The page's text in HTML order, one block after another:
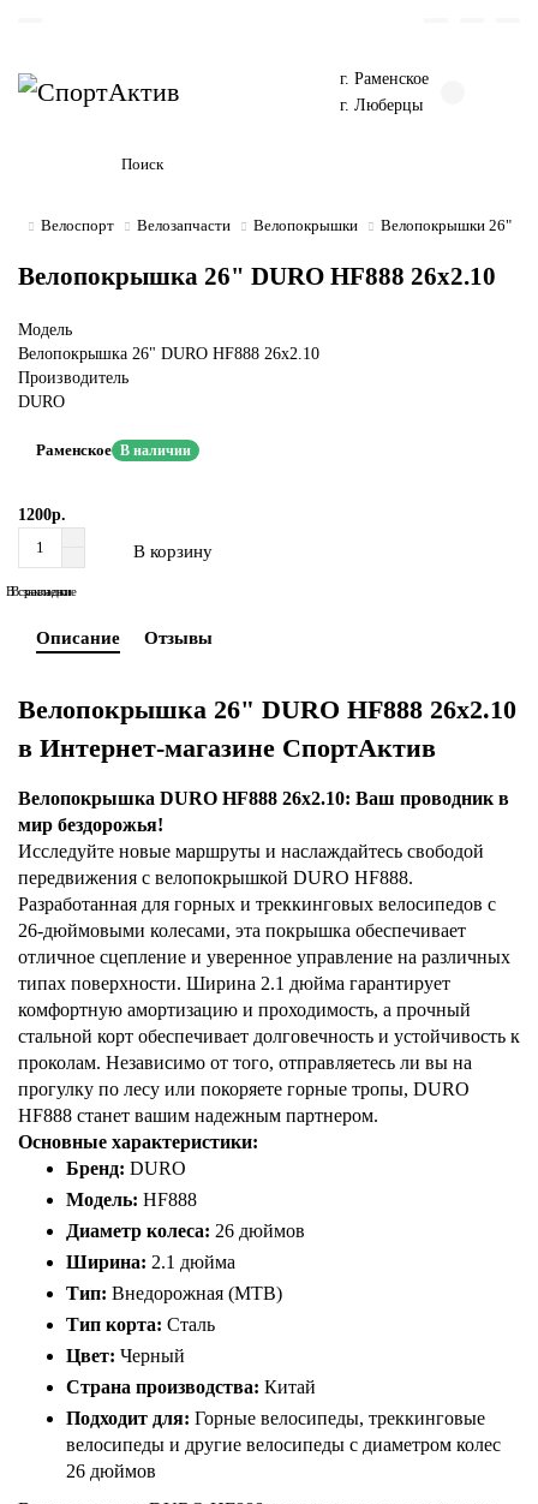
г. Раменское
г. Люберцы
Велоспорт Велозапчасти Велопокрышки Велопокрышки 26"
Велопокрышка 26" DURO HF888 26x2.10
Модель
Велопокрышка 26" DURO HF888 26x2.10
Производитель
DURO
Раменское В наличии
1200р.
В корзину
В закладки
В сравнение
Описание Отзывы
Велопокрышка 26" DURO HF888 26x2.10
в Интернет-магазине СпортАктив
Велопокрышка DURO HF888 26x2.10: Ваш проводник в
мир бездорожья!
Исследуйте новые маршруты и наслаждайтесь свободой
передвижения с велопокрышкой DURO HF888.
Разработанная для горных и треккинговых велосипедов с
26-дюймовыми колесами, эта покрышка обеспечивает
отличное сцепление и уверенное управление на различных
типах поверхности. Ширина 2.1 дюйма гарантирует
комфортную амортизацию и проходимость, а прочный
стальной корт обеспечивает долговечность и устойчивость к
проколам. Независимо от того, отправляетесь ли вы на
прогулку по лесу или покоряете горные тропы, DURO
HF888 станет вашим надежным партнером.
Основные характеристики:
Бренд: DURO
Модель: HF888
Диаметр колеса: 26 дюймов
Ширина: 2.1 дюйма
Тип: Внедорожная (MTB)
Тип корта: Сталь
Цвет: Черный
Страна производства: Китай
Подходит для: Горные велосипеды, треккинговые
велосипеды и другие велосипеды с диаметром колес
26 дюймов